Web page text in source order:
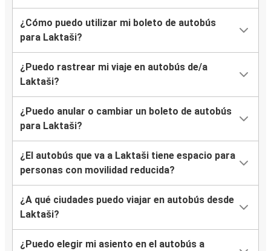
¿Cómo puedo utilizar mi boleto de autobús
para Laktaši?
¿Puedo rastrear mi viaje en autobús de/a
Laktaši?
¿Puedo anular o cambiar un boleto de autobús
para Laktaši?
¿El autobús que va a Laktaši tiene espacio para
personas con movilidad reducida?
¿A qué ciudades puedo viajar en autobús desde
Laktaši?
¿Puedo elegir mi asiento en el autobús a